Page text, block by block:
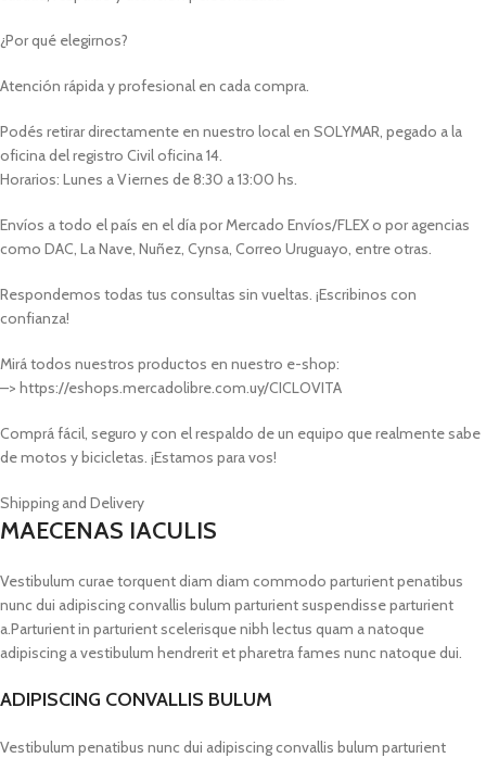
¿Por qué elegirnos?
Atención rápida y profesional en cada compra.
Podés retirar directamente en nuestro local en SOLYMAR, pegado a la
oficina del registro Civil oficina 14.
Horarios: Lunes a Viernes de 8:30 a 13:00 hs.
Envíos a todo el país en el día por Mercado Envíos/FLEX o por agencias
como DAC, La Nave, Nuñez, Cynsa, Correo Uruguayo, entre otras.
Respondemos todas tus consultas sin vueltas. ¡Escribinos con
confianza!
Mirá todos nuestros productos en nuestro e-shop:
–> https://eshops.mercadolibre.com.uy/CICLOVITA
Comprá fácil, seguro y con el respaldo de un equipo que realmente sabe
de motos y bicicletas. ¡Estamos para vos!
Shipping and Delivery
MAECENAS IACULIS
Vestibulum curae torquent diam diam commodo parturient penatibus
nunc dui adipiscing convallis bulum parturient suspendisse parturient
a.Parturient in parturient scelerisque nibh lectus quam a natoque
adipiscing a vestibulum hendrerit et pharetra fames nunc natoque dui.
ADIPISCING CONVALLIS BULUM
Vestibulum penatibus nunc dui adipiscing convallis bulum parturient